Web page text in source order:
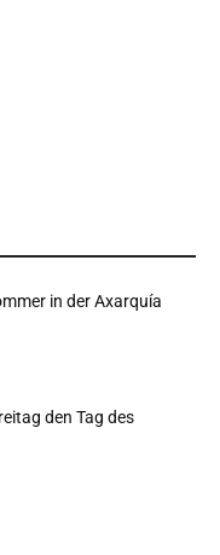
in der Axarquía
den Tag des